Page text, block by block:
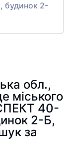
2-
обл.,
міського
40-
2-Б,
за